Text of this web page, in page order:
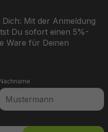
Mit der Anmeldung
Du sofort einen 5%-
Ware für Deinen
Nachname